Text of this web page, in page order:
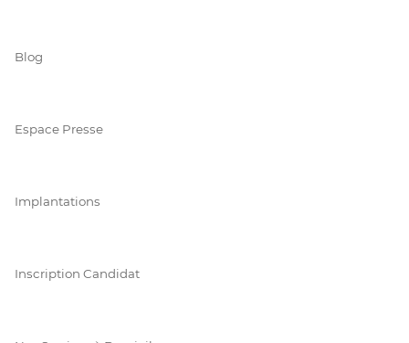
Blog
Espace Presse
Implantations
Inscription Candidat